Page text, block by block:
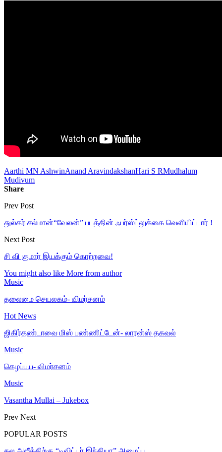
Aarthi MN AshwinAnand AravindakshanHari S RMudhalum
Mudivum
Share
Prev Post
துல்கர் சல்மான்“வேலன்” படத்தின் ஃபர்ஸ்ட்லுக்கை வெளியிட்டார் !
Next Post
சி வி குமார் இயக்கும் கொற்றவை!
You might also like More from author
Music
தலைமை செயலகம்- விமர்சனம்
Hot News
ஜிகிர்தண்டாவை மிஸ் பண்ணிட்டேன்- லாரன்ஸ் தகவல்
Music
கெழப்பய- விமர்சனம்
Music
Vasantha Mullai – Jukebox
Prev Next
POPULAR POSTS